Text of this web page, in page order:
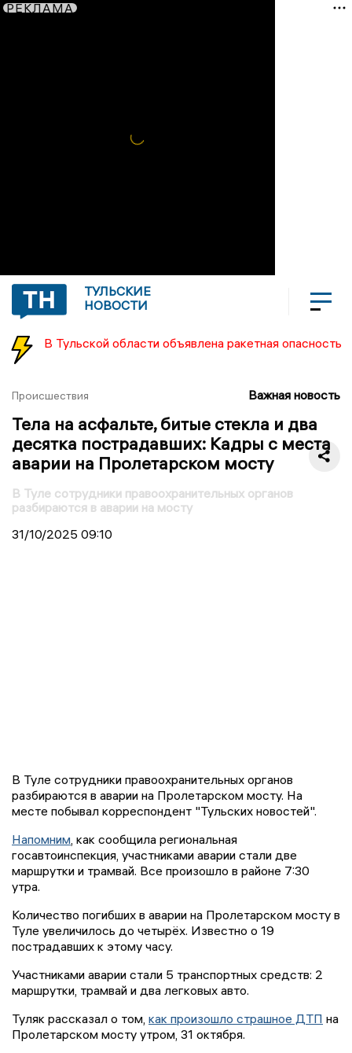
РЕКЛАМА
ТУЛЬСКИЕ
НОВОСТИ
В Тульской области объявлена ракетная опасность
Происшествия Важная новость
Тела на асфальте, битые стекла и два
десятка пострадавших: Кадры с места
аварии на Пролетарском мосту
В Туле сотрудники правоохранительных органов
разбираются в аварии на мосту
31/10/2025 09:10
В Туле сотрудники правоохранительных органов
разбираются в аварии на Пролетарском мосту. На
месте побывал корреспондент "Тульских новостей".
Напомним , как сообщила региональная
госавтоинспекция, участниками аварии стали две
маршрутки и трамвай. Все произошло в районе 7:30
утра.
Количество погибших в аварии на Пролетарском мосту в
Туле увеличилось до четырёх. Известно о 19
пострадавших к этому часу.
Участниками аварии стали 5 транспортных средств: 2
маршрутки, трамвай и два легковых авто.
Туляк рассказал о том, как произошло страшное ДТП на
Пролетарском мосту утром, 31 октября.